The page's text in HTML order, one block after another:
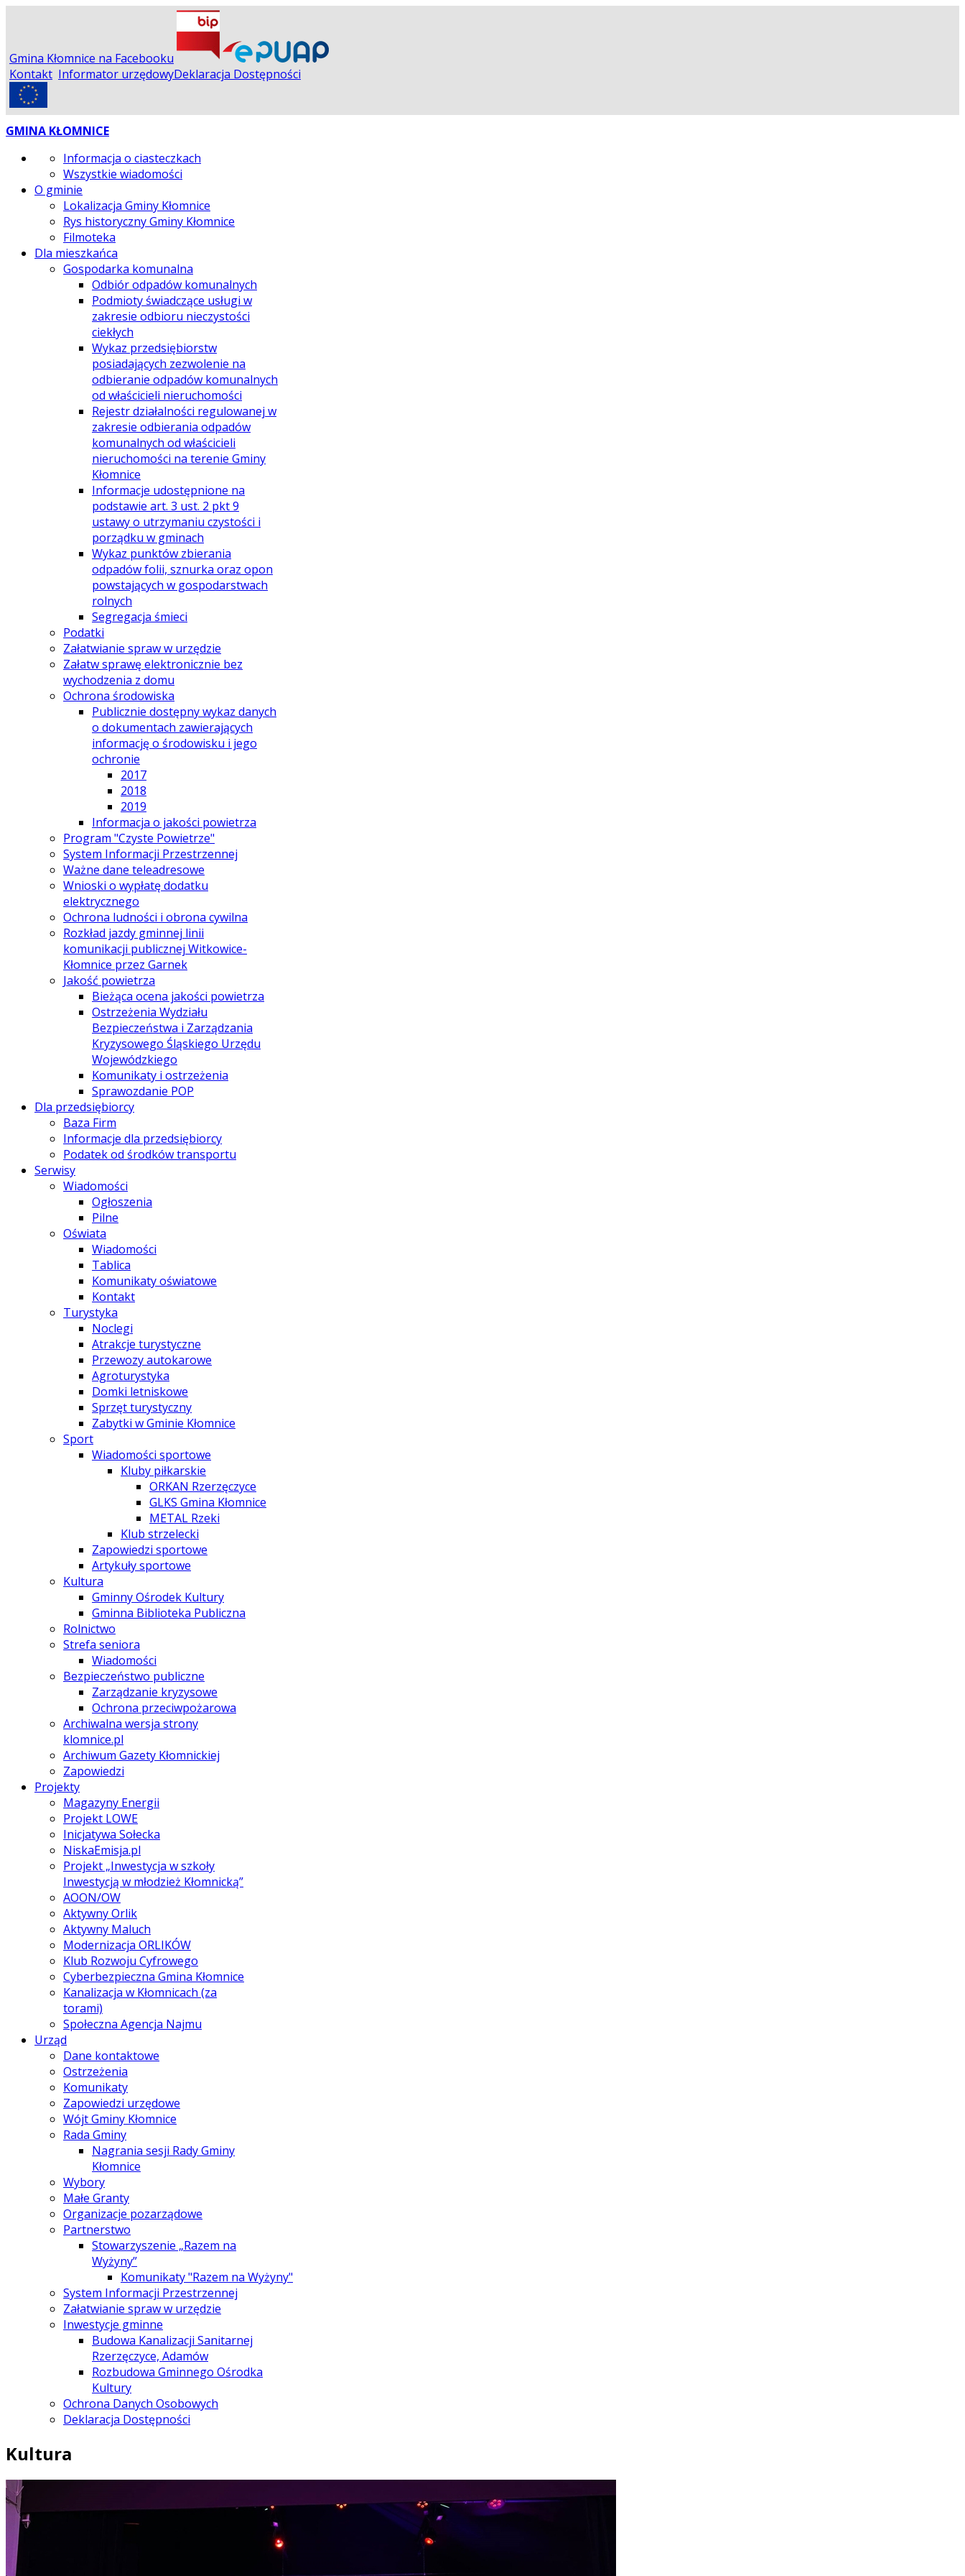
Gmina Kłomnice na Facebooku
Kontakt Informator urzędowyDeklaracja Dostępności
GMINA KŁOMNICE
Informacja o ciasteczkach
Wszystkie wiadomości
O gminie
Lokalizacja Gminy Kłomnice
Rys historyczny Gminy Kłomnice
Filmoteka
Dla mieszkańca
Gospodarka komunalna
Odbiór odpadów komunalnych
Podmioty świadczące usługi w
zakresie odbioru nieczystości
ciekłych
Wykaz przedsiębiorstw
posiadających zezwolenie na
odbieranie odpadów komunalnych
od właścicieli nieruchomości
Rejestr działalności regulowanej w
zakresie odbierania odpadów
komunalnych od właścicieli
nieruchomości na terenie Gminy
Kłomnice
Informacje udostępnione na
podstawie art. 3 ust. 2 pkt 9
ustawy o utrzymaniu czystości i
porządku w gminach
Wykaz punktów zbierania
odpadów folii, sznurka oraz opon
powstających w gospodarstwach
rolnych
Segregacja śmieci
Podatki
Załatwianie spraw w urzędzie
Załatw sprawę elektronicznie bez
wychodzenia z domu
Ochrona środowiska
Publicznie dostępny wykaz danych
o dokumentach zawierających
informację o środowisku i jego
ochronie
2017
2018
2019
Informacja o jakości powietrza
Program "Czyste Powietrze"
System Informacji Przestrzennej
Ważne dane teleadresowe
Wnioski o wypłatę dodatku
elektrycznego
Ochrona ludności i obrona cywilna
Rozkład jazdy gminnej linii
komunikacji publicznej Witkowice-
Kłomnice przez Garnek
Jakość powietrza
Bieżąca ocena jakości powietrza
Ostrzeżenia Wydziału
Bezpieczeństwa i Zarządzania
Kryzysowego Śląskiego Urzędu
Wojewódzkiego
Komunikaty i ostrzeżenia
Sprawozdanie POP
Dla przedsiębiorcy
Baza Firm
Informacje dla przedsiębiorcy
Podatek od środków transportu
Serwisy
Wiadomości
Ogłoszenia
Pilne
Oświata
Wiadomości
Tablica
Komunikaty oświatowe
Kontakt
Turystyka
Noclegi
Atrakcje turystyczne
Przewozy autokarowe
Agroturystyka
Domki letniskowe
Sprzęt turystyczny
Zabytki w Gminie Kłomnice
Sport
Wiadomości sportowe
Kluby piłkarskie
ORKAN Rzerzęczyce
GLKS Gmina Kłomnice
METAL Rzeki
Klub strzelecki
Zapowiedzi sportowe
Artykuły sportowe
Kultura
Gminny Ośrodek Kultury
Gminna Biblioteka Publiczna
Rolnictwo
Strefa seniora
Wiadomości
Bezpieczeństwo publiczne
Zarządzanie kryzysowe
Ochrona przeciwpożarowa
Archiwalna wersja strony
klomnice.pl
Archiwum Gazety Kłomnickiej
Zapowiedzi
Projekty
Magazyny Energii
Projekt LOWE
Inicjatywa Sołecka
NiskaEmisja.pl
Projekt „Inwestycja w szkoły
Inwestycją w młodzież Kłomnicką”
AOON/OW
Aktywny Orlik
Aktywny Maluch
Modernizacja ORLIKÓW
Klub Rozwoju Cyfrowego
Cyberbezpieczna Gmina Kłomnice
Kanalizacja w Kłomnicach (za
torami)
Społeczna Agencja Najmu
Urząd
Dane kontaktowe
Ostrzeżenia
Komunikaty
Zapowiedzi urzędowe
Wójt Gminy Kłomnice
Rada Gminy
Nagrania sesji Rady Gminy
Kłomnice
Wybory
Małe Granty
Organizacje pozarządowe
Partnerstwo
Stowarzyszenie „Razem na
Wyżyny”
Komunikaty "Razem na Wyżyny"
System Informacji Przestrzennej
Załatwianie spraw w urzędzie
Inwestycje gminne
Budowa Kanalizacji Sanitarnej
Rzerzęczyce, Adamów
Rozbudowa Gminnego Ośrodka
Kultury
Ochrona Danych Osobowych
Deklaracja Dostępności
Kultura